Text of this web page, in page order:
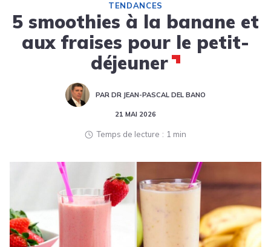
TENDANCES
5 smoothies à la banane et
aux fraises pour le petit-
déjeuner
PAR DR JEAN-PASCAL DEL BANO
21 MAI 2026
Temps de lecture 1 min